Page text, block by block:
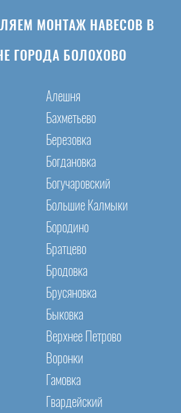
МОНТАЖ НАВЕСОВ В
ГОРОДА БОЛОХОВО
Алешня
Бахметьево
Березовка
Богдановка
Богучаровский
Большие Калмыки
Бородино
Братцево
Бродовка
Брусяновка
Быковка
Верхнее Петрово
Воронки
Гамовка
Гвардейский